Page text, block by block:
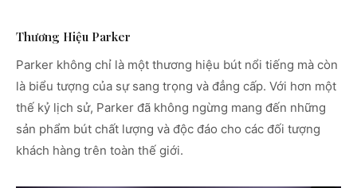
Thương Hiệu Parker
Parker không chỉ là một thương hiệu bút nổi tiếng mà còn
là biểu tượng của sự sang trọng và đẳng cấp. Với hơn một
thế kỷ lịch sử, Parker đã không ngừng mang đến những
sản phẩm bút chất lượng và độc đáo cho các đối tượng
khách hàng trên toàn thế giới.